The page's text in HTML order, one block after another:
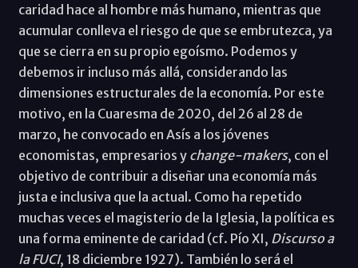
caridad hace al hombre más humano, mientras que
acumular conlleva el riesgo de que se embrutezca, ya
que se cierra en su propio egoísmo. Podemos y
debemos ir incluso más allá, considerando las
dimensiones estructurales de la economía. Por este
motivo, en la Cuaresma de 2020, del 26 al 28 de
marzo, he convocado en Asís a los jóvenes
economistas, empresarios y change-makers, con el
objetivo de contribuir a diseñar una economía más
justa e inclusiva que la actual. Como ha repetido
muchas veces el magisterio de la Iglesia, la política es
una forma eminente de caridad (cf. Pío XI, Discurso a
la FUCI, 18 diciembre 1927). También lo será el